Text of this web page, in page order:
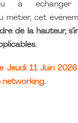
ou à échanger
métier, cet
de la hauteur,
Jeudi 11 Juin